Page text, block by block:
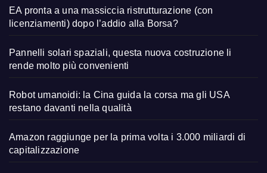
EA pronta a una massiccia ristrutturazione (con
licenziamenti) dopo l’addio alla Borsa?
Pannelli solari spaziali, questa nuova costruzione li
rende molto più convenienti
Robot umanoidi: la Cina guida la corsa ma gli USA
restano davanti nella qualità
Amazon raggiunge per la prima volta i 3.000 miliardi di
capitalizzazione